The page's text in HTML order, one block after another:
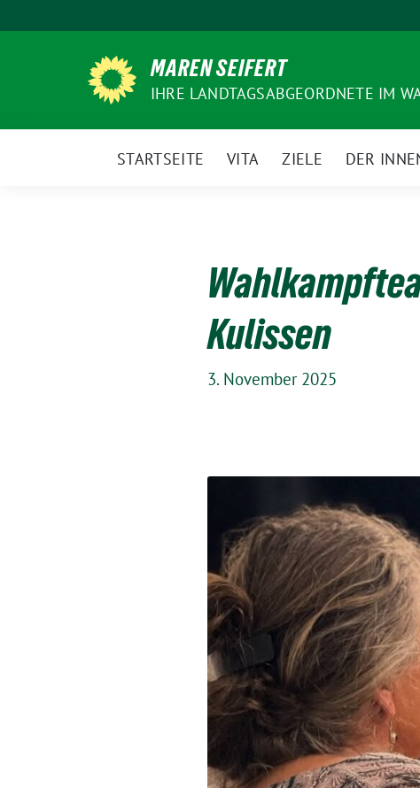
zum
MAREN SEIFERT
IHRE LANDTAGSABGEORDNETE IM
STARTSEITE VITA ZIELE DER
Kulissen
3. November 2025